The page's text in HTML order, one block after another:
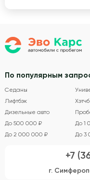
По популярным
Седаны
Лифтбэк
Дизельные авто
До 500 000 ₽
До 1
До 2 000 000 ₽
До 3
+7
г.